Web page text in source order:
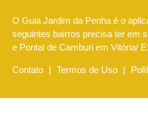
O Guia Jardim da Penha é o
seguintes bairros precisa ter em
e Pontal de Camburi em Vitória/
Contato | Termos de Uso |